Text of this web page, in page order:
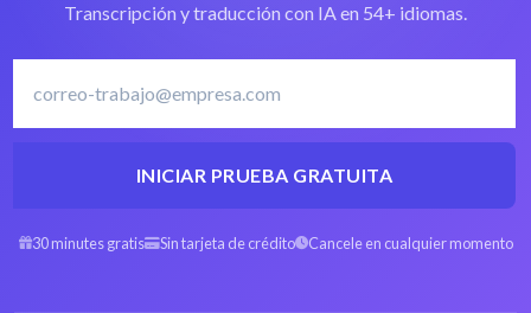
Transcripción y traducción con IA en 54+ idiomas.
INICIAR PRUEBA GRATUITA
30 minutes gratis Sin tarjeta de crédito Cancele en cualquier momento